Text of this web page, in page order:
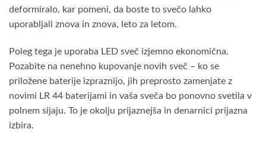
deformiralo, kar pomeni, da boste to svečo lahko
uporabljali znova in znova, leto za letom.
Poleg tega je uporaba LED sveč izjemno ekonomična.
Pozabite na nenehno kupovanje novih sveč – ko se
priložene baterije izpraznijo, jih preprosto zamenjate z
novimi LR 44 baterijami in vaša sveča bo ponovno svetila v
polnem sijaju. To je okolju prijaznejša in denarnici prijazna
izbira.